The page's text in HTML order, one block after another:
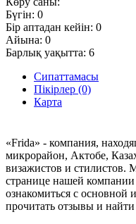
Бүгін: 0
Бір аптадан кейін: 0
Айына: 0
Барлық уақытта: 6
Сипаттамасы
Пікірлер (0)
Карта
«Frida» - компания,
микрорайон, Актобе,
визажистов и стилистов.
странице нашей
ознакомиться с
прочитать отзывы и